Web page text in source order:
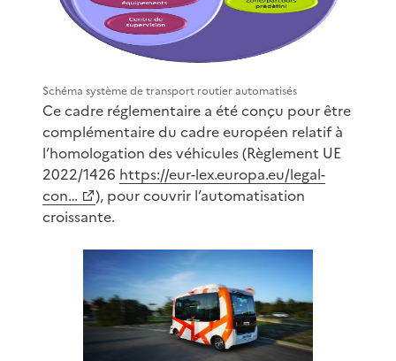
Schéma système de transport routier automatisés
Ce cadre réglementaire a été conçu pour être
complémentaire du cadre européen relatif à
l’homologation des véhicules (Règlement UE
2022/1426 https://eur-lex.europa.eu/legal-
con…
), pour couvrir l’automatisation
croissante.